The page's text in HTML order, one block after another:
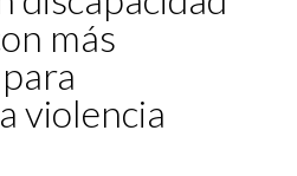
más
violencia